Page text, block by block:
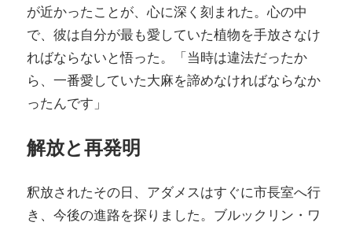
が近かったことが、心に深く刻まれた。心の中
で、彼は自分が最も愛していた植物を手放さなけ
ればならないと悟った。「当時は違法だったか
ら、一番愛していた大麻を諦めなければならなか
ったんです」
解放と再発明
釈放されたその日、アダメスはすぐに市長室へ行
き、今後の進路を探りました。ブルックリン・ワ